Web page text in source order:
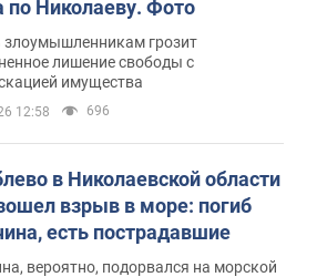
по Николаеву. Фото
злоумышленникам грозит
лишение свободы с
имущества
12:58 696
в Николаевской области
взрыв в море: погиб
есть пострадавшие
вероятно, подорвался на морской